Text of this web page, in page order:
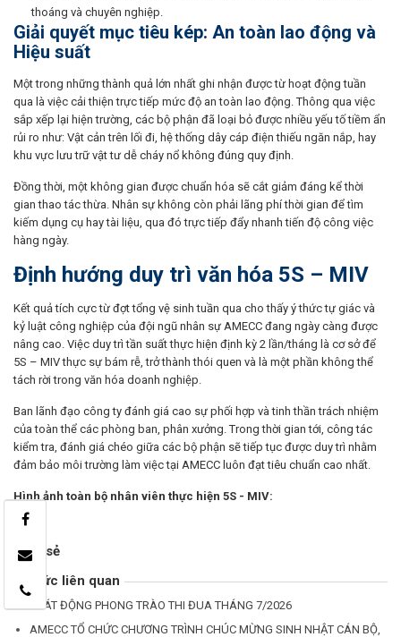
thoáng và chuyên nghiệp.
Giải quyết mục tiêu kép: An toàn lao động và
Hiệu suất
Một trong những thành quả lớn nhất ghi nhận được từ hoạt động tuần
qua là việc cải thiện trực tiếp mức độ an toàn lao động. Thông qua việc
sắp xếp lại hiện trường, các bộ phận đã loại bỏ được nhiều yếu tố tiềm ẩn
rủi ro như: Vật cản trên lối đi, hệ thống dây cáp điện thiếu ngăn nắp, hay
khu vực lưu trữ vật tư dễ cháy nổ không đúng quy định.
Đồng thời, một không gian được chuẩn hóa sẽ cắt giảm đáng kể thời
gian thao tác thừa. Nhân sự không còn phải lãng phí thời gian để tìm
kiếm dụng cụ hay tài liệu, qua đó trực tiếp đẩy nhanh tiến độ công việc
hàng ngày.
Định hướng duy trì văn hóa 5S – MIV
Kết quả tích cực từ đợt tổng vệ sinh tuần qua cho thấy ý thức tự giác và
kỷ luật công nghiệp của đội ngũ nhân sự AMECC đang ngày càng được
nâng cao. Việc duy trì tần suất thực hiện định kỳ 2 lần/tháng là cơ sở để
5S – MIV thực sự bám rễ, trở thành thói quen và là một phần không thể
tách rời trong văn hóa doanh nghiệp.
Ban lãnh đạo công ty đánh giá cao sự phối hợp và tinh thần trách nhiệm
của toàn thể các phòng ban, phân xưởng. Trong thời gian tới, công tác
kiểm tra, đánh giá chéo giữa các bộ phận sẽ tiếp tục được duy trì nhằm
đảm bảo môi trường làm việc tại AMECC luôn đạt tiêu chuẩn cao nhất.
Hình ảnh toàn bộ nhân viên thực hiện 5S - MIV:
Chia sẻ
Tin tức liên quan
PHÁT ĐỘNG PHONG TRÀO THI ĐUA THÁNG 7/2026
AMECC TỔ CHỨC CHƯƠNG TRÌNH CHÚC MỪNG SINH NHẬT CÁN BỘ,